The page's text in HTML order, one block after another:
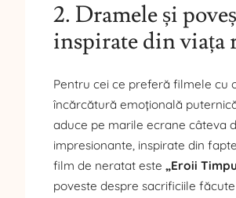
2. Dramele și
inspirate din viața
Pentru cei ce preferă filmele cu
încărcătură emoțională
aduce pe marile ecrane câteva
impresionante, inspirate din
film de neratat este „Eroii
poveste despre sacrificiile